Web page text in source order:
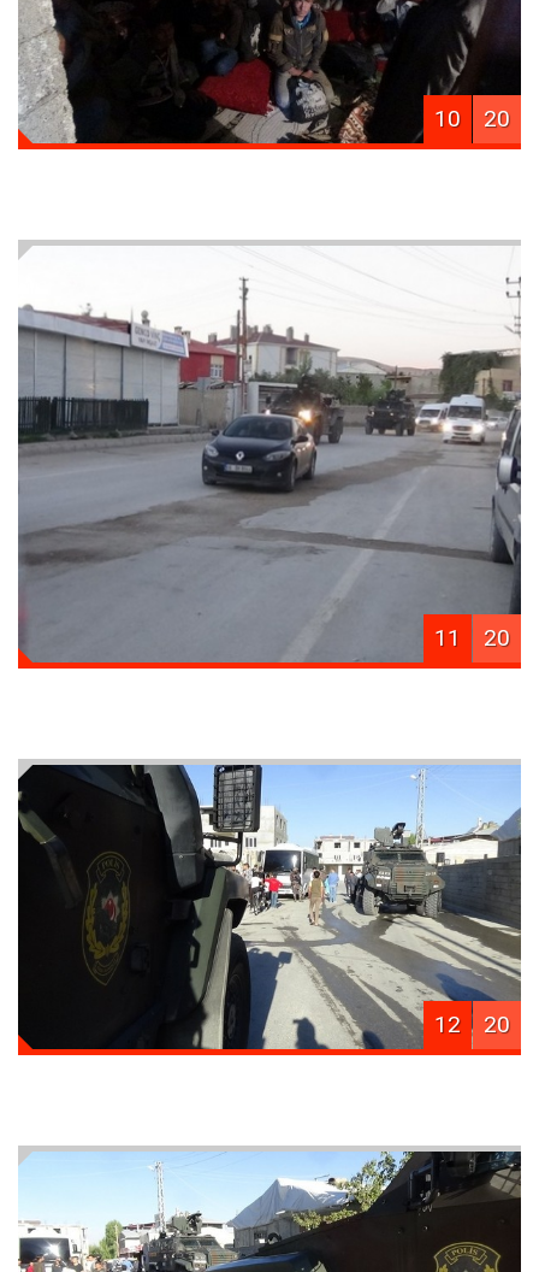
10 20
11 20
12 20